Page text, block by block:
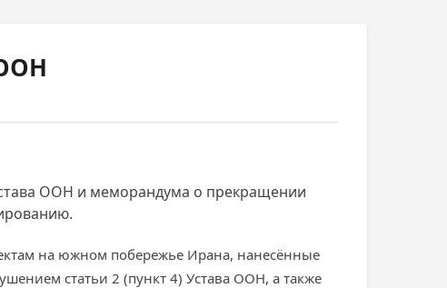
ООН и меморандума о прекращении
на южном побережье Ирана, нанесённые
статьи 2 (пункт 4) Устава ООН, а также